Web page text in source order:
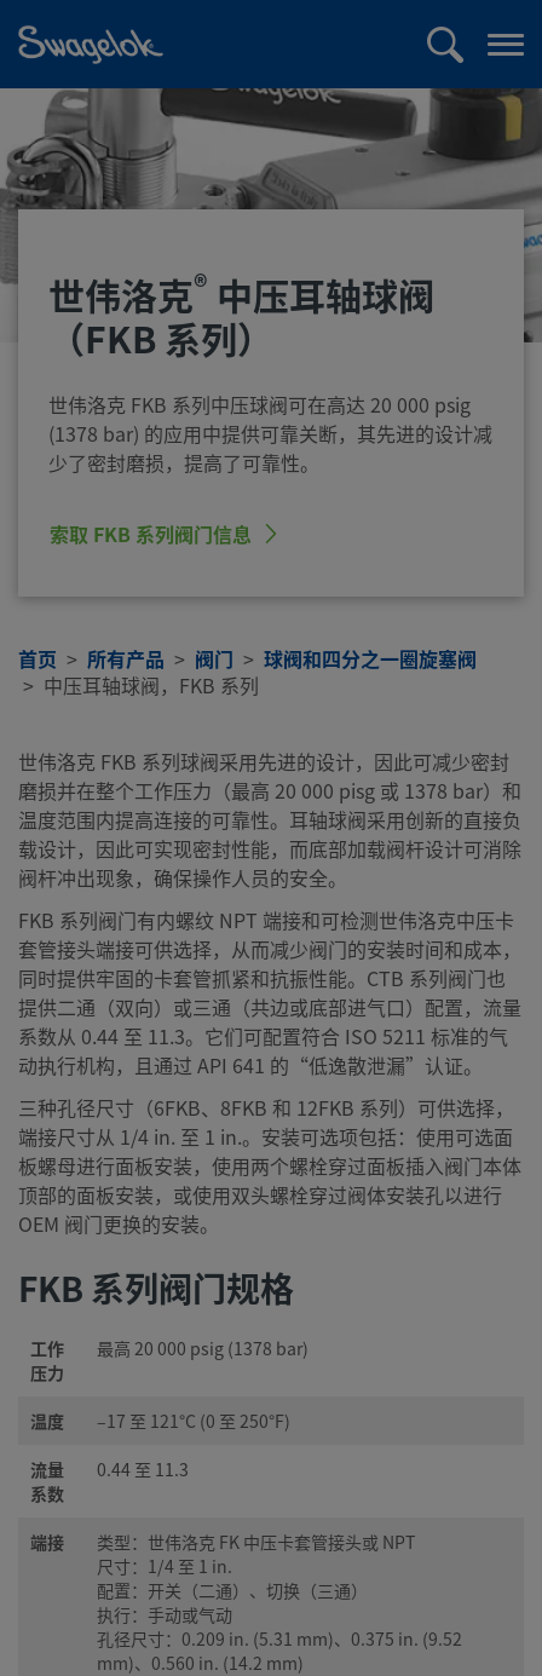
索
开
菜
单
世伟洛克® 中压耳轴球阀
（FKB 系列）
世伟洛克 FKB 系列中压球阀可在高达 20 000 psig
(1378 bar) 的应用中提供可靠关断，其先进的设计减
少了密封磨损，提高了可靠性。
索取 FKB 系列阀门信息
首页 所有产品 阀门
球阀和四分之一圈旋塞阀
中压耳轴球阀，FKB 系列
世伟洛克 FKB 系列球阀采用先进的设计，因此可减少密封
磨损并在整个工作压力（最高 20 000 pisg 或 1378 bar）和
温度范围内提高连接的可靠性。耳轴球阀采用创新的直接负
载设计，因此可实现密封性能，而底部加载阀杆设计可消除
阀杆冲出现象，确保操作人员的安全。
FKB 系列阀门有内螺纹 NPT 端接和可检测世伟洛克中压卡
套管接头端接可供选择，从而减少阀门的安装时间和成本，
同时提供牢固的卡套管抓紧和抗振性能。CTB 系列阀门也
提供二通（双向）或三通（共边或底部进气口）配置，流量
系数从 0.44 至 11.3。它们可配置符合 ISO 5211 标准的气
动执行机构，且通过 API 641 的“低逸散泄漏”认证。
三种孔径尺寸（6FKB、8FKB 和 12FKB 系列）可供选择，
端接尺寸从 1/4 in. 至 1 in.。安装可选项包括：使用可选面
板螺母进行面板安装，使用两个螺栓穿过面板插入阀门本体
顶部的面板安装，或使用双头螺栓穿过阀体安装孔以进行
OEM 阀门更换的安装。
FKB 系列阀门规格
工作
压力
最高 20 000 psig (1378 bar)
温度
–17 至 121°C (0 至 250°F)
流量
系数
0.44 至 11.3
端接
类型：世伟洛克 FK 中压卡套管接头或 NPT
尺寸：1/4 至 1 in.
配置：开关（二通）、切换（三通）
执行：手动或气动
孔径尺寸：0.209 in. (5.31 mm)、0.375 in. (9.52
mm)、0.560 in. (14.2 mm)